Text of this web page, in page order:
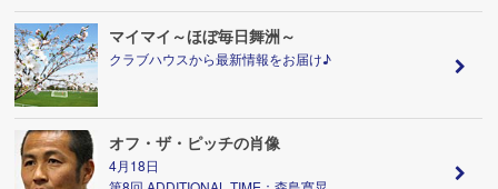
マイマイ～ほぼ毎日舞洲～
クラブハウスから最新情報をお届け♪
オフ・ザ・ピッチの肖像
4月18日